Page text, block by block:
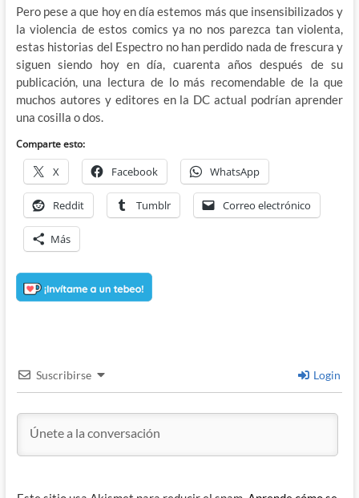
Pero pese a que hoy en día estemos más que insensibilizados y
la violencia de estos comics ya no nos parezca tan violenta,
estas historias del Espectro no han perdido nada de frescura y
siguen siendo hoy en día, cuarenta años después de su
publicación, una lectura de lo más recomendable de la que
muchos autores y editores en la DC actual podrían aprender
una cosilla o dos.
Comparte esto:
X Facebook WhatsApp
Reddit Tumblr Correo electrónico
Más
Suscribirse Login